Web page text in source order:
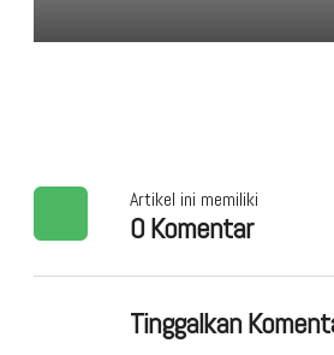
Artikel ini memiliki
0 Komentar
Tinggalkan